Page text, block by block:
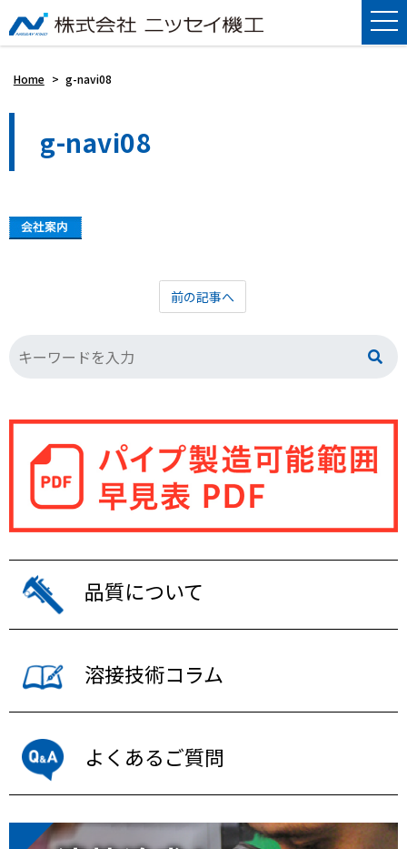
Home > g-navi08
g-navi08
前の記事へ
品質について
溶接技術コラム
よくあるご質問